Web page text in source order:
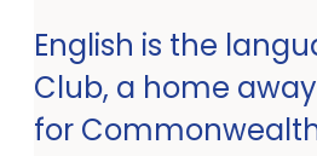
English is the
Club, a home
for